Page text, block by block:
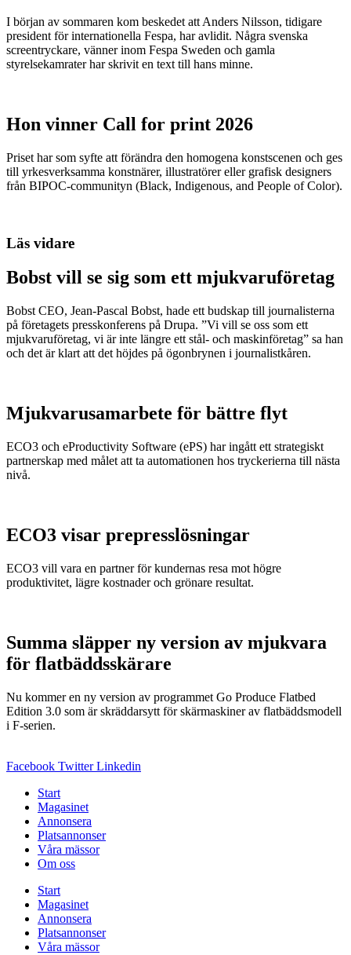
I början av sommaren kom beskedet att Anders Nilsson, tidigare
president för internationella Fespa, har avlidit. Några svenska
screentryckare, vänner inom Fespa Sweden och gamla
styrelsekamrater har skrivit en text till hans minne.
Hon vinner Call for print 2026
Priset har som syfte att förändra den homogena konstscenen och ges
till yrkesverksamma konstnärer, illustratörer eller grafisk designers
från BIPOC-communityn (Black, Indigenous, and People of Color).
Läs vidare
Bobst vill se sig som ett mjukvaruföretag
Bobst CEO, Jean-Pascal Bobst, hade ett budskap till journalisterna
på företagets presskonferens på Drupa. ”Vi vill se oss som ett
mjukvaruföretag, vi är inte längre ett stål- och maskinföretag” sa han
och det är klart att det höjdes på ögonbrynen i journalistkåren.
Mjukvarusamarbete för bättre flyt
ECO3 och eProductivity Software (ePS) har ingått ett strategiskt
partnerskap med målet att ta automationen hos tryckerierna till nästa
nivå.
ECO3 visar prepresslösningar
ECO3 vill vara en partner för kundernas resa mot högre
produktivitet, lägre kostnader och grönare resultat.
Summa släpper ny version av mjukvara
för flatbäddsskärare
Nu kommer en ny version av programmet Go Produce Flatbed
Edition 3.0 som är skräddarsytt för skärmaskiner av flatbäddsmodell
i F-serien.
Facebook Twitter Linkedin
Start
Magasinet
Annonsera
Platsannonser
Våra mässor
Om oss
Start
Magasinet
Annonsera
Platsannonser
Våra mässor